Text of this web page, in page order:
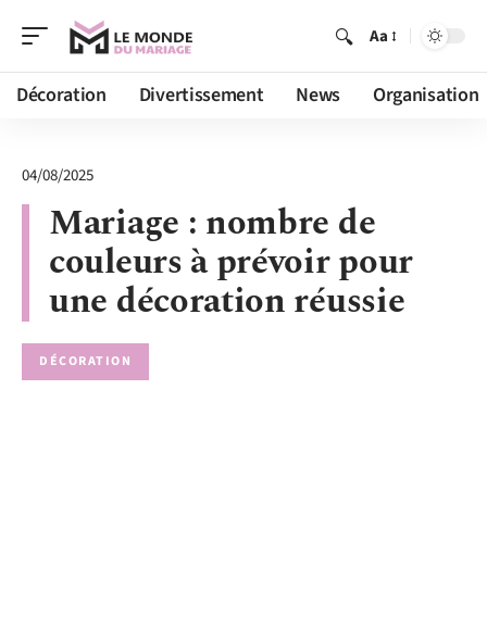
Aa
Décoration Divertissement News Organisation
04/08/2025
Mariage : nombre de
couleurs à prévoir pour
une décoration réussie
DÉCORATION